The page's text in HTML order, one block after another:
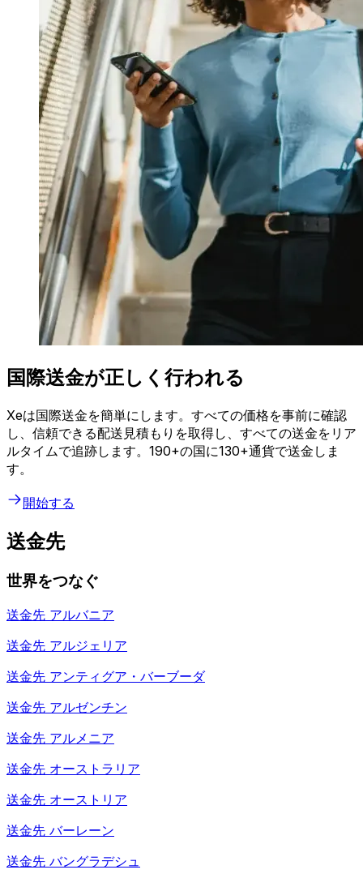
国際送金が正しく行われる
Xeは国際送金を簡単にします。すべての価格を事前に確認
し、信頼できる配送見積もりを取得し、すべての送金をリア
ルタイムで追跡します。190+の国に130+通貨で送金しま
す。
開始する
送金先
世界をつなぐ
送金先 アルバニア
送金先 アルジェリア
送金先 アンティグア・バーブーダ
送金先 アルゼンチン
送金先 アルメニア
送金先 オーストラリア
送金先 オーストリア
送金先 バーレーン
送金先 バングラデシュ